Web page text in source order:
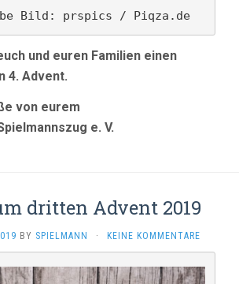
Bild: prspics / Piqza.de
und euren Familien einen
4. Advent.
von eurem
e. V.
dritten Advent 2019
BY SPIELMANN · KEINE KOMMENTARE